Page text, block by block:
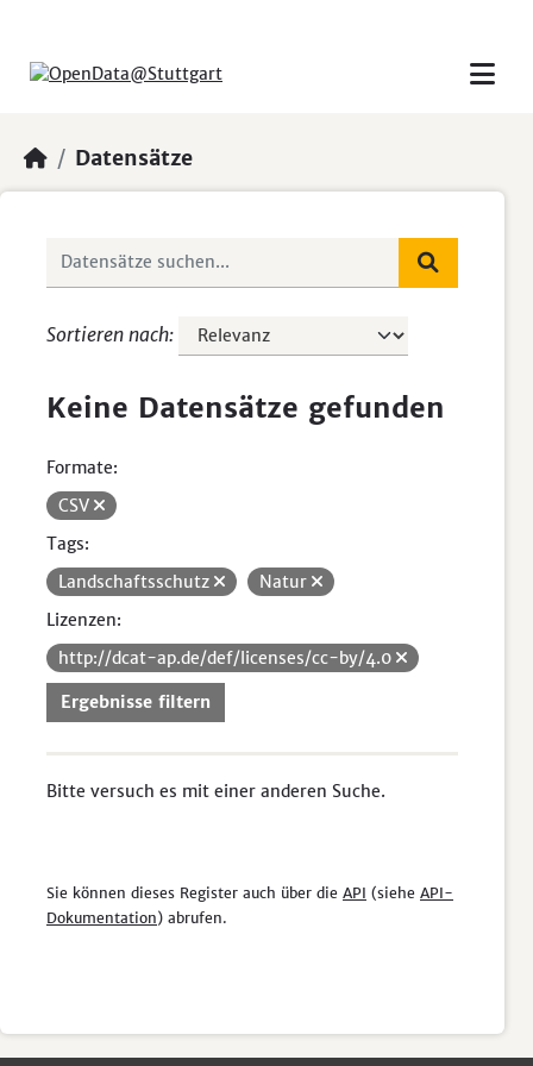
Datensätze
Sortieren nach
Keine Datensätze gefunden
Formate:
CSV
Tags:
Landschaftsschutz
Natur
Lizenzen:
http://dcat-ap.de/def/licenses/cc-by/4.0
Ergebnisse filtern
Bitte versuch es mit einer anderen Suche.
Sie können dieses Register auch über die API (siehe API-
Dokumentation) abrufen.